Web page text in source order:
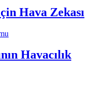
Hava Zekası
Havacılık